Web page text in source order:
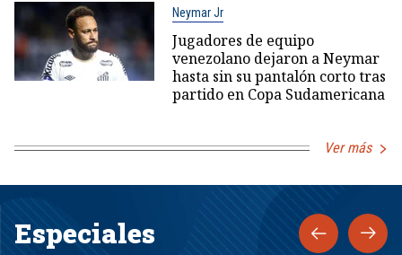
Neymar Jr
Jugadores de equipo
venezolano dejaron a Neymar
hasta sin su pantalón corto tras
partido en Copa Sudamericana
Ver más
Especiales